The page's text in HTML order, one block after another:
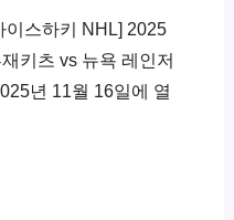
이스하키 NHL] 2025
키츠 vs 뉴욕 레인저
년 11월 16일에 열